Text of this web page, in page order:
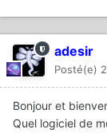
adesir
Posté(e)
Bonjour et
Quel logiciel de